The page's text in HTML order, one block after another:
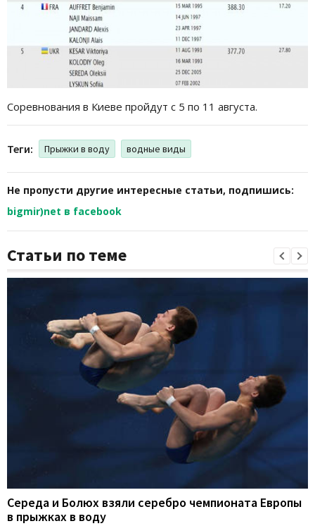
Соревнования в Киеве пройдут с 5 по 11 августа.
Теги: Прыжки в воду водные виды
Не пропусти другие интересные статьи, подпишись:
bigmir)net в facebook
Статьи по теме
Середа и Болюх взяли серебро чемпионата Европы
в прыжках в воду